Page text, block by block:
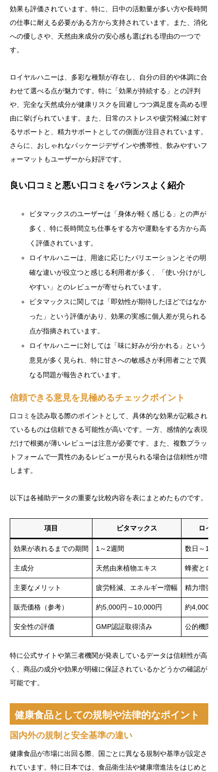
効果も評価されています。特に、日中の活動量が多い方や長時間
の仕事に耐える必要がある方から支持されています。また、消化
への優しさや、天然由来成分の安心感も選ばれる理由の一つで
す。
ロイヤルハニーは、多彩な種類が存在し、自分の目的や体調に合
わせて選べる点が魅力です。特に「効果が持続する」との評判
や、完全な天然成分が健康リスクを回避しつつ満足度を高める理
由に挙げられています。また、日常のストレスや疲労軽減に対す
るサポートと、精力サポートとしての側面が注目されています。
さらに、おしゃれなパッケージデザインや携帯性、飲みやすいフ
ォーマットもユーザーから好評です。
良い口コミと悪い口コミをバランスよく紹介
ビタマックスのユーザーは「身体が軽く感じる」との声が
多く、特に長時間立ち仕事をする方や運動をする方から高
く評価されています。
ロイヤルハニーは、用途に応じたバリエーションとその明
確な違いが役立つと感じる利用者が多く、「使い分けがし
やすい」とのレビューが寄せられています。
ビタマックスに関しては「即効性が期待したほどではなか
った」という評価があり、効果の実感に個人差が見られる
点が指摘されています。
ロイヤルハニーに対しては「味に好みが分かれる」という
意見が多く見られ、特に甘さへの敏感さが利用者ごとで異
なる問題が報告されています。
信頼できる意見を見極めるチェックポイント
口コミを読み取る際のポイントとして、具体的な効果が記載され
ているものは信頼できる可能性が高いです。一方、感情的な表現
だけで根拠が薄いレビューは注意が必要です。また、複数プラッ
トフォームで一貫性のあるレビューが見られる場合は信頼性が増
します。
以下は各補助データの重要な比較内容を表にまとめたものです。
項目 ビタマックス ロイ
効果が表れるまでの期間 1～2週間 数日～1週
主成分 天然由来植物エキス 蜂蜜とロ
主要なメリット 疲労軽減、エネルギー増幅 精力増強
販売価格（参考） 約5,000円～10,000円 約4,000円
安全性の評価 GMP認証取得済み 公的機関
特に公式サイトや第三者機関が発表しているデータは信頼性が高
く、商品の成分や効果が明確に保証されているかどうかの確認が
可能です。
健康食品としての規制や法律的なポイント
国内外の規制と安全基準の違い
健康食品が市場に出回る際、国ごとに異なる規制や基準が設定さ
れています。特に日本では、食品衛生法や健康増進法をはじめと